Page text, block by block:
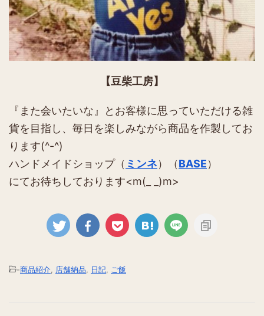
【豆柴工房】
『また会いたいな』とお客様に思っていただける雑
貨を目指し、毎日を楽しみながら商品を作製してお
ります(^-^)
ハンドメイドショップ（ ミンネ）（BASE）
にてお待ちしております<m(_ _)m>
-商品紹介 店舗納品 日記 ご飯